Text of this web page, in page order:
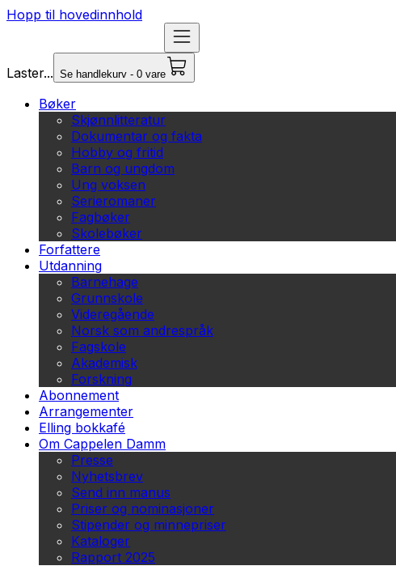
Hopp til hovedinnhold
Laster... Se handlekurv - 0 vare
Bøker
Skjønnlitteratur
Dokumentar og fakta
Hobby og fritid
Barn og ungdom
Ung voksen
Serieromaner
Fagbøker
Skolebøker
Forfattere
Utdanning
Barnehage
Grunnskole
Videregående
Norsk som andrespråk
Fagskole
Akademisk
Forskning
Abonnement
Arrangementer
Elling bokkafé
Om Cappelen Damm
Presse
Nyhetsbrev
Send inn manus
Priser og nominasjoner
Stipender og minnepriser
Kataloger
Rapport 2025